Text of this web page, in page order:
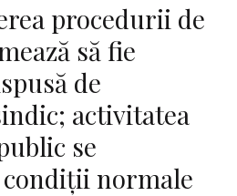
procedurii de
să fie
de
activitatea
se
normale